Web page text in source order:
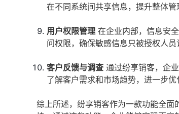
在不同系统间共享信息，提升整体管
用户权限管理 在企业内部，信息安
问权限，确保敏感信息只被授权人员
客户反馈与调查 通过纷享销客，企
了解客户需求和市场趋势，进一步优
综上所述，纷享销客作为一款功能全